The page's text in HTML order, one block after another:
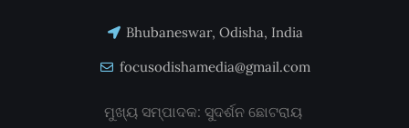
Bhubaneswar, Odisha, India
focusodishamedia@gmail.com
ମୁଖ୍ୟ ସମ୍ପାଦକ: ସୁଦର୍ଶନ ଛୋଟରାୟ